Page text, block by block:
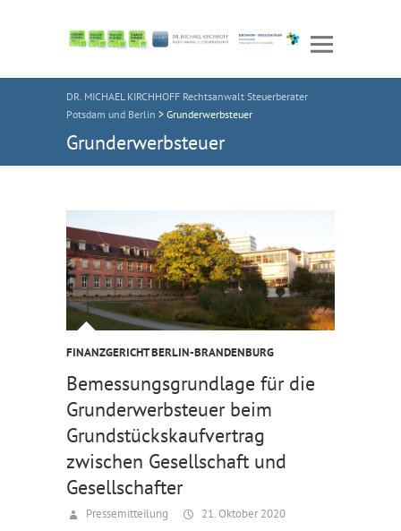
DR. MICHAEL KIRCHHOFF Rechtsanwalt Steuerberater
Potsdam und Berlin > Grunderwerbsteuer
Grunderwerbsteuer
FINANZGERICHT BERLIN-BRANDENBURG
Bemessungsgrundlage für die
Grunderwerbsteuer beim
Grundstückskaufvertrag
zwischen Gesellschaft und
Gesellschafter
Pressemitteilung 21. Oktober 2020